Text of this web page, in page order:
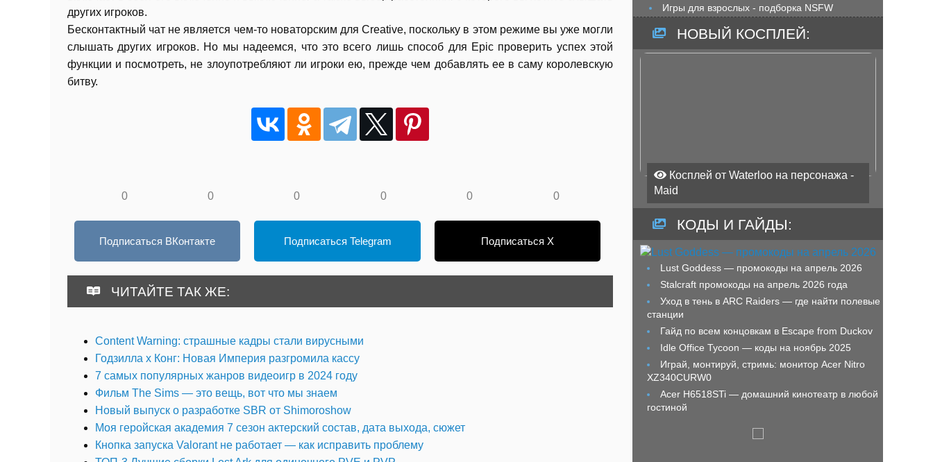
других игроков.
Бесконтактный чат не является чем-то новаторским для Creative, поскольку в этом режиме вы уже могли
слышать других игроков. Но мы надеемся, что это всего лишь способ для Epic проверить успех этой
функции и посмотреть, не злоупотребляют ли игроки ею, прежде чем добавлять ее в саму королевскую
битву.
0 0 0 0 0 0
Подписаться ВКонтакте Подписаться Telegram Подписаться X
ЧИТАЙТЕ ТАК ЖЕ:
Content Warning: страшные кадры стали вирусными
Годзилла х Конг: Новая Империя разгромила кассу
7 самых популярных жанров видеоигр в 2024 году
Фильм The Sims — это вещь, вот что мы знаем
Новый выпуск о разработке SBR от Shimoroshow
Моя геройская академия 7 сезон актерский состав, дата выхода, сюжет
Кнопка запуска Valorant не работает — как исправить проблему
Игры для взрослых - подборка NSFW
НОВЫЙ КОСПЛЕЙ:
Косплей от Waterloo на персонажа -
Maid
КОДЫ И ГАЙДЫ:
Lust Goddess — промокоды на апрель 2026
Stalcraft промокоды на апрель 2026 года
Уход в тень в ARC Raiders — где найти полевые
станции
Гайд по всем концовкам в Escape from Duckov
Idle Office Tycoon — коды на ноябрь 2025
Играй, монтируй, стримь: монитор Acer Nitro
XZ340CURW0
Acer H6518STi — домашний кинотеатр в любой
гостиной